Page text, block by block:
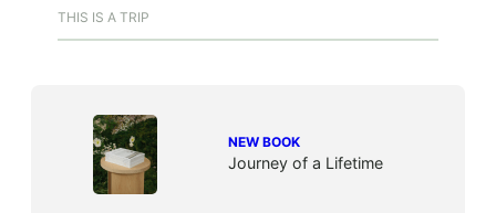
THIS IS A TRIP
NEW BOOK
Journey of a Lifetime